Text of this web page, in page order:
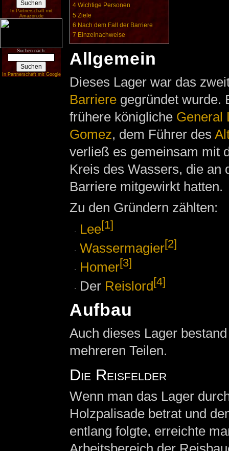
In Partnerschaft mit
Amazon.de
Suchen nach:
In Partnerschaft mit Google
4 Wichtige Personen
5 Ziele
6 Nach dem Fall der Barriere
7 Einzelnachweise
Allgemein
Dieses Lager war das
Barrieregegründet wurde.
frühere königliche General
Gomez, dem Führer des
verließ es gemeinsam mit
Kreis des Wassers, die an
Barriere mitgewirkt hatten.
Zu den Gründern zählten:
Lee[1]
Wassermagier[2]
Homer[3]
Der Reislord[4]
Aufbau
Auch dieses Lager
mehreren Teilen.
Die Reisfelder
Wenn man das Lager
Holzpalisade betrat und
entlang folgte, erreichte